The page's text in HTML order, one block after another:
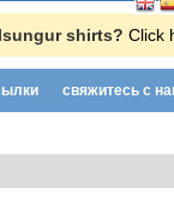
shirts? Click
свяжитесь с